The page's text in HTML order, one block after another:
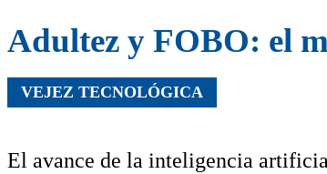
Adultez y FOBO: el
VEJEZ TECNOLÓGICA
El avance de la inteligencia